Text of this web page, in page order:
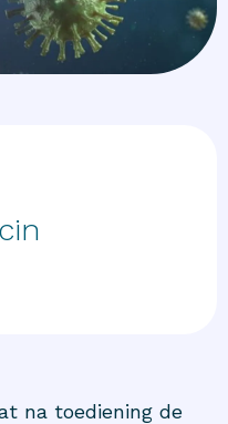
na toediening de